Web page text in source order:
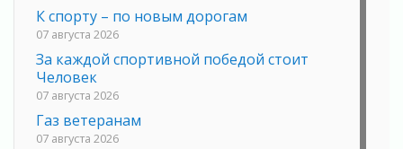
К спорту – по новым дорогам
07 августа 2026
За каждой спортивной победой стоит
Человек
07 августа 2026
Газ ветеранам
07 августа 2026